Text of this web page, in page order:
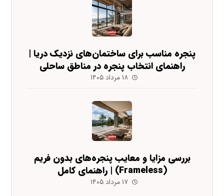
پنجره مناسب برای ساختمان‌های نزدیک دریا |
راهنمای انتخاب پنجره در مناطق ساحلی
۱۸ مرداد ۱۴۰۵
بررسی مزایا و معایب پنجره‌های بدون فریم
(Frameless) | راهنمای کامل
۱۷ مرداد ۱۴۰۵